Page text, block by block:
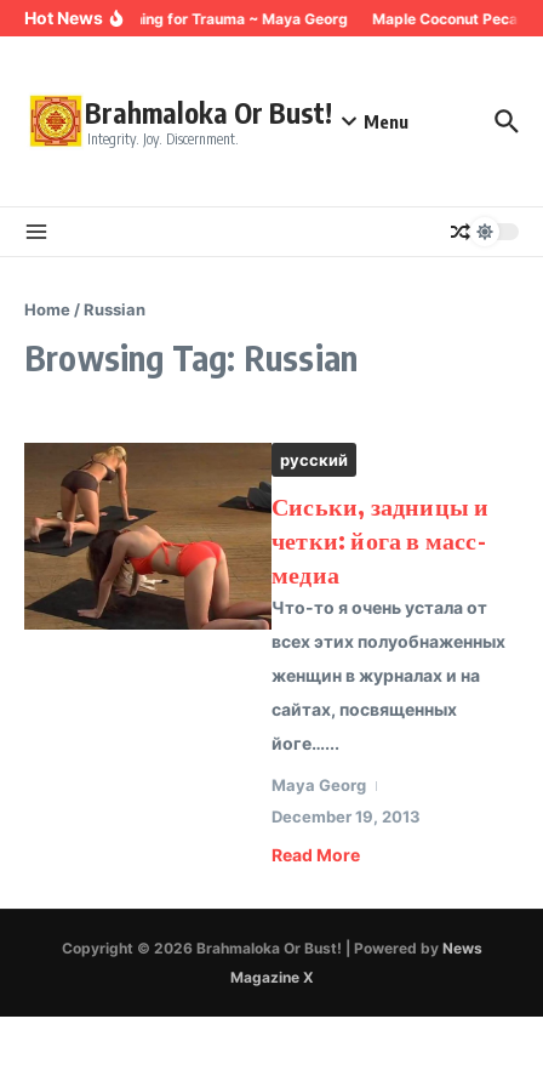
Skip to content
Hot NewsBreathing for Trauma ~ Maya Georg Maple Coconut Pecan
Brahmaloka Or Bust!
Integrity. Joy. Discernment.
Menu
Home /Russian
Browsing Tag: Russian
русский
Сиськи, задницы и
четки: йога в масс-
медиа
Что-то я очень устала от
всех этих полуобнаженных
женщин в журналах и на
сайтах, посвященных
йоге…...
Maya Georg
December 19, 2013
Read More
Copyright © 2026 Brahmaloka Or Bust! | Powered by News
Magazine X